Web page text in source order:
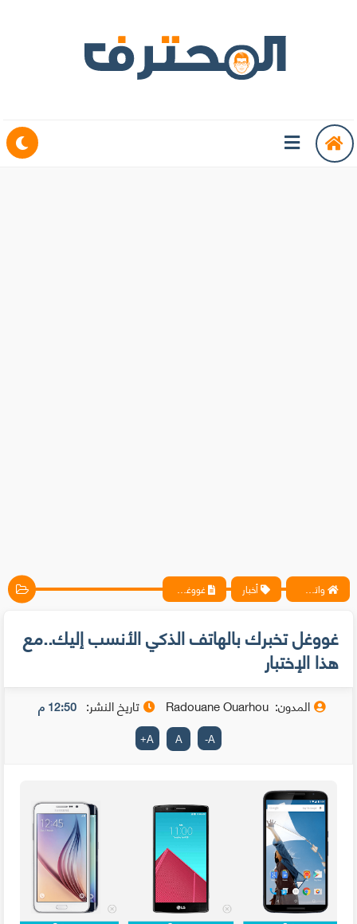
واتس آب ، فيسبوك ، أنترنت ، شروحات تقنية حصرية - المحترف أخبار غووغل تخبرك بالهاتف الذكي الأنسب إليك..مع هذا الإختبار
غووغل تخبرك بالهاتف الذكي الأنسب إليك..مع
هذا الإختبار
المدون: Radouane Ouarhou تاريخ النشر: 12:50 م
A
-
A
A
+